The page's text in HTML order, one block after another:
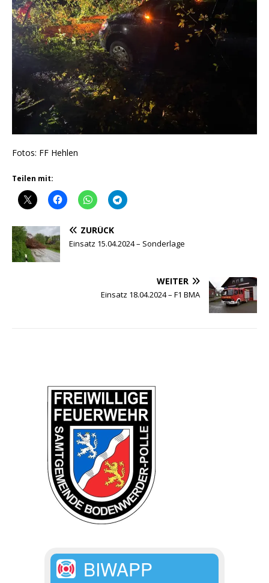
Fotos: FF Hehlen
Teilen mit:
ZURÜCK
Einsatz 15.04.2024 – Sonderlage
WEITER
Einsatz 18.04.2024 – F1 BMA
BIWAPP